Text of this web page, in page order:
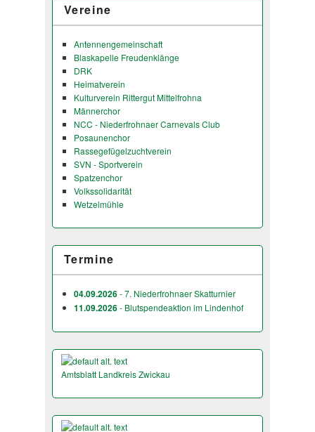
Vereine
Antennengemeinschaft
Blaskapelle Freudenklänge
DRK
Heimatverein
Kulturverein Rittergut Mittelfrohna
Männerchor
NCC - Niederfrohnaer Carnevals Club
Posaunenchor
Rassegefügelzuchtverein
SVN - Sportverein
Spatzenchor
Volkssolidarität
Wetzelmühle
Termine
04.09.2026- 7. Niederfrohnaer Skatturnier
11.09.2026- Blutspendeaktion im Lindenhof
Amtsblatt Landkreis Zwickau